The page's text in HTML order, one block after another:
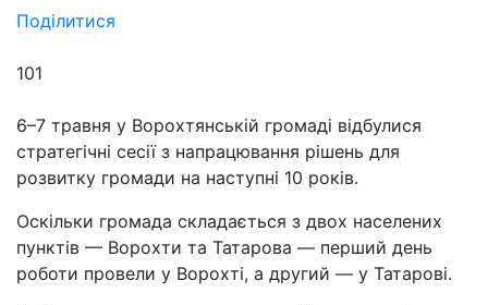
Поділитися
101
6–7 травня у Ворохтянській громаді відбулися
стратегічні сесії з напрацювання рішень для
розвитку громади на наступні 10 років.
Оскільки громада складається з двох населених
пунктів — Ворохти та Татарова — перший день
роботи провели у Ворохті, а другий — у Татарові.